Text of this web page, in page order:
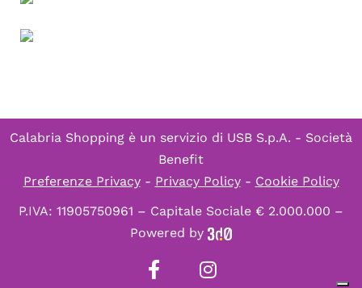
Calabria Shopping è un servizio di USB S.p.A. - Società
Benefit
Preferenze Privacy- Privacy Policy- Cookie Policy
P.IVA: 11905750961 – Capitale Sociale € 2.000.000 –
Powered by